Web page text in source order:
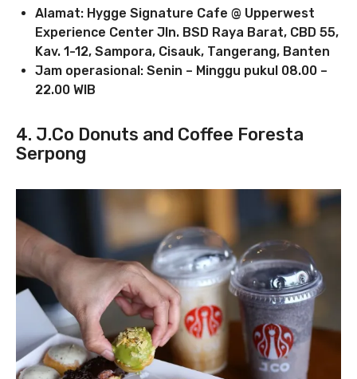
Alamat: Hygge Signature Cafe @ Upperwest
Experience Center Jln. BSD Raya Barat, CBD 55,
Kav. 1-12, Sampora, Cisauk, Tangerang, Banten
Jam operasional: Senin – Minggu pukul 08.00 –
22.00 WIB
4. J.Co Donuts and Coffee Foresta
Serpong